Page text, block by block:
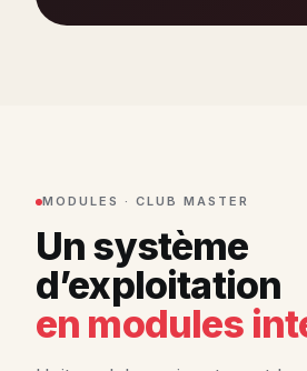
MODULES · CLUB MASTER
Un système
d’exploitation
en modules